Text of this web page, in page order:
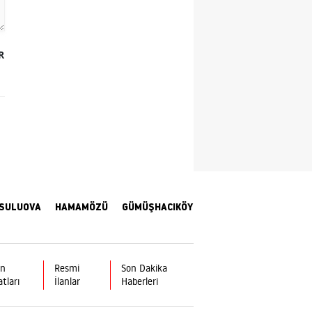
Ardahan
HAMAMÖZÜ GÜMÜŞHACIKÖY
Resmi
İlanlar
Son Dakika
Haberleri